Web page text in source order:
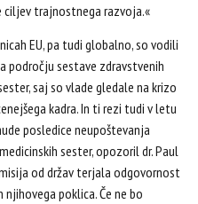
ciljev trajnostnega razvoja.«
EU, pa tudi globalno, so vodili
področju sestave zdravstvenih
saj so vlade gledale na krizo
kadra. In ti rezi tudi v letu
posledice neupoštevanja
sester, opozoril dr. Paul
od držav terjala odgovornost
poklica. Če ne bo